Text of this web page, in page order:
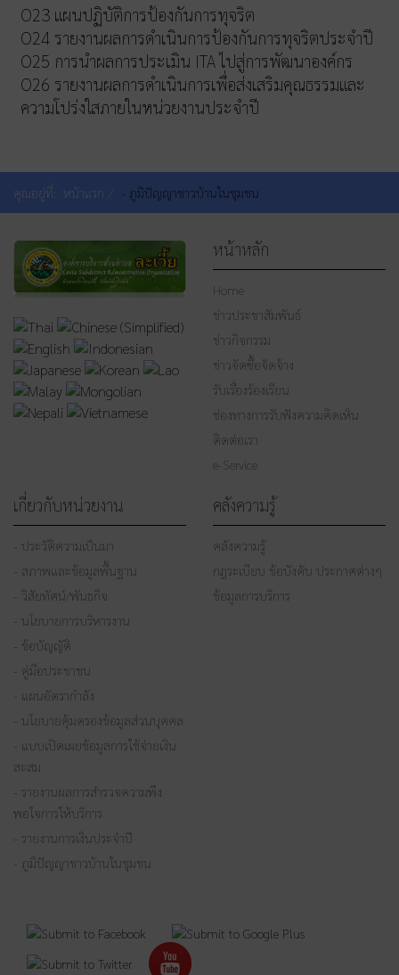
O23 แผนปฏิบัติการป้องกันการทุจริต
O24 รายงานผลการดำเนินการป้องกันการทุจริตประจำปี
O25 การนำผลการประเมิน ITA ไปสู่การพัฒนาองค์กร
O26 รายงานผลการดำเนินการเพื่อส่งเสริมคุณธรรมและ
ความโปร่งใสภายในหน่วยงานประจำปี
คุณอยู่ที่: หน้าแรก - ภูมิปัญญาชาวบ้านในชุมชน
หน้าหลัก
Home
ข่าวประชาสัมพันธ์
ข่าวกิจกรรม
ข่าวจัดซื้อจัดจ้าง
รับเรื่องร้องเรียน
ช่องทางการรับฟังความคิดเห็น
ติดต่อเรา
e-Service
เกี่ยวกับหน่วยงาน
- ประวัติความเป็นมา
- สภาพและข้อมูลพื้นฐาน
- วิสัยทัศน์/พันธกิจ
- นโยบายการบริหารงาน
- ข้อบัญญัติ
- คู่มือประชาชน
- แผนอัตรากำลัง
- นโยบายคุ้มครองข้อมูลส่วนบุคคล
- แบบเปิดเผยข้อมูลการใช้จ่ายเงิน
สะสม
- รายงานผลการสำรวจความพึง
พอใจการให้บริการ
- รายงานการเงินประจำปี
- ภูมิปัญญาชาวบ้านในชุมชน
คลังความรู้
คลังความรู้
กฎระเบียบ ข้อบังคับ ประกาศต่างๆ
ข้อมูลการบริการ